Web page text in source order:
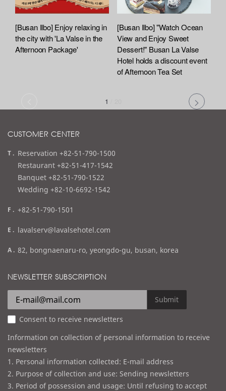
[Busan Ilbo] Enjoy relaxing in
the city with 'La Valse in the
Afternoon Package'
[Busan Ilbo] "Watch Ocean
View and Enjoy Sweet
Dessert!" Busan La Valse
Hotel holds a discount event
of Afternoon Tea Set
1
CUSTOMER CENTER
t
e
l
Reservation +82-51-790-1500
Restaurant +82-51-417-1542
Banquet +82-51-790-1522
Wedding +82-10-6692-1542
f
x
+82-51-790-1501
e
a
l
lavalserv@lavalsehotel.com
a
d
e
s
s
82, bongnaenaru-ro, yeongdo-gu, busan, korea
NEWSLETTER SUBSCRIPTION
Submit
Consent to receive newsletters
Information on collection of personal information to receive
newsletters
1. Personal information collected: E-mail address
2. Purpose of collection and use: Sending newsletters
3. Period of possession and usage: Until refusing to accept